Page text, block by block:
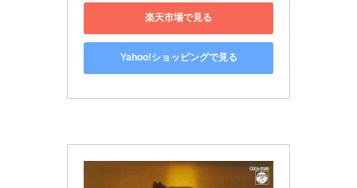
楽天市場で見る
Yahoo!ショッピングで見る